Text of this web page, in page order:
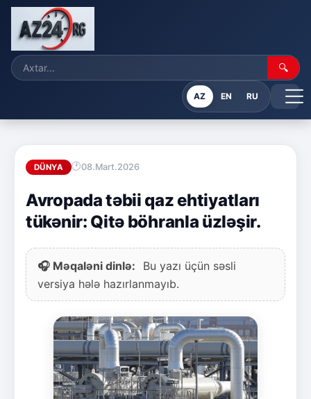
🔍
AZ EN RU
DÜNYA 08.Mart.2026
Avropada təbii qaz ehtiyatları
tükənir: Qitə böhranla üzləşir.
🎧 Məqaləni dinlə:
Bu yazı üçün səsli
versiya hələ hazırlanmayıb.